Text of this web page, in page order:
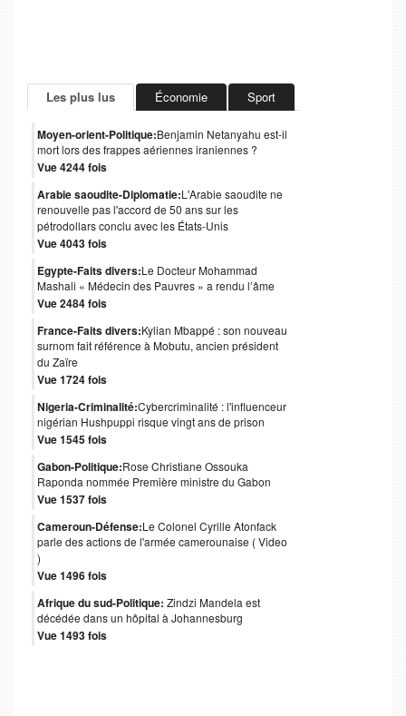
Les plus lus Économie Sport
Moyen-orient-Politique:Benjamin Netanyahu est-il
mort lors des frappes aériennes iraniennes ?
Vue 4244 fois
Arabie saoudite-Diplomatie:L'Arabie saoudite ne
renouvelle pas l'accord de 50 ans sur les
pétrodollars conclu avec les États-Unis
Vue 4043 fois
Egypte-Faits divers:Le Docteur Mohammad
Mashali « Médecin des Pauvres » a rendu l’âme
Vue 2484 fois
France-Faits divers:Kylian Mbappé : son nouveau
surnom fait référence à Mobutu, ancien président
du Zaïre
Vue 1724 fois
Nigeria-Criminalité:Cybercriminalité : l'influenceur
nigérian Hushpuppi risque vingt ans de prison
Vue 1545 fois
Gabon-Politique:Rose Christiane Ossouka
Raponda nommée Première ministre du Gabon
Vue 1537 fois
Cameroun-Défense:Le Colonel Cyrille Atonfack
parle des actions de l'armée camerounaise ( Video
)
Vue 1496 fois
Afrique du sud-Politique: Zindzi Mandela est
décédée dans un hôpital à Johannesburg
Vue 1493 fois